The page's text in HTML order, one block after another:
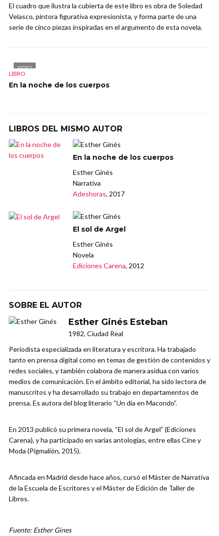
El cuadro que ilustra la cubierta de este libro es obra de Soledad
Velasco, pintora figurativa expresionista, y forma parte de una
serie de cinco piezas inspiradas en el argumento de esta novela.
VIDEO
LIBRO
En la noche de los cuerpos
LIBROS DEL MISMO AUTOR
En la noche de los cuerpos
Esther Ginés
Narrativa
Adeshoras, 2017
El sol de Argel
Esther Ginés
Novela
Ediciones Carena, 2012
SOBRE EL AUTOR
Esther Ginés Esteban
1982, Ciudad Real
Periodista especializada en literatura y escritora. Ha trabajado
tanto en prensa digital como en temas de gestión de contenidos y
redes sociales, y también colabora de manera asidua con varios
medios de comunicación. En el ámbito editorial, ha sido lectora de
manuscritos y ha desarrollado su trabajo en departamentos de
prensa. Es autora del blog literario “Un día en Macondo”.
En 2013 publicó su primera novela, “El sol de Argel” (Ediciones
Carena), y ha participado en varias antologías, entre ellas Cine y
Moda (Pigmalión, 2015).
Afincada en Madrid desde hace años, cursó el Máster de Narrativa
de la Escuela de Escritores y el Máster de Edición de Taller de
Libros.
Fuente: Esther Gines